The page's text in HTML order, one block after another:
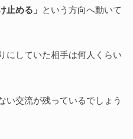
止める」 という方向へ動いて
にしていた相手は何人くらい
い交流が残っているでしょう